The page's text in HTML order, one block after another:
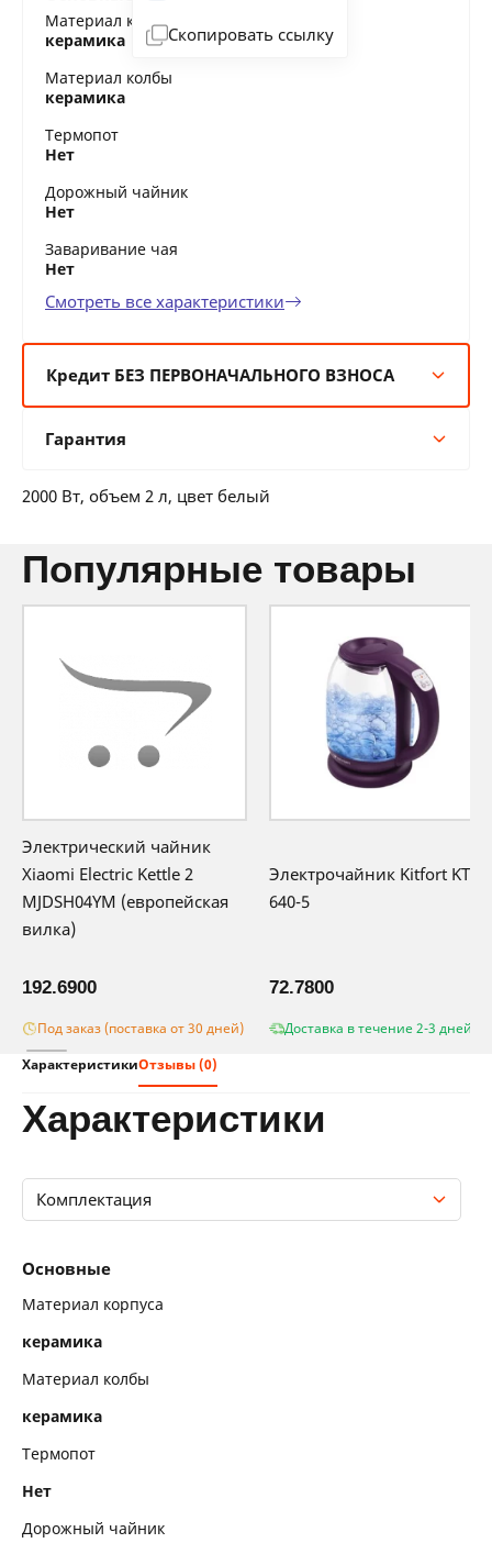
Скопировать ссылку
Материал корпуса
керамика
Материал колбы
керамика
Термопот
Нет
Дорожный чайник
Нет
Заваривание чая
Нет
Смотреть все характеристики
Кредит БЕЗ ПЕРВОНАЧАЛЬНОГО ВЗНОСА
12 мес:14 BYN/мес
36 мес: 6 BYN/мес
Гарантия
12 месяцев официальной гарантии от
2000 Вт, объем 2 л, цвет белый
популярные товары
Электрический чайник
Xiaomi Electric Kettle 2
MJDSH04YM (европейская
вилка)
192.6900
Под заказ (поставка от 30 дней)
Электрочайник Kitfort KT-
640-5
72.7800
Доставка в течение 2-3 дней
ХарактеристикиОтзывы (0)
характеристики
Комплектация
Конструкция
Функциональные особенности
Комплектация
Основные
Материал корпуса
керамика
Материал колбы
керамика
Термопот
Нет
Дорожный чайник